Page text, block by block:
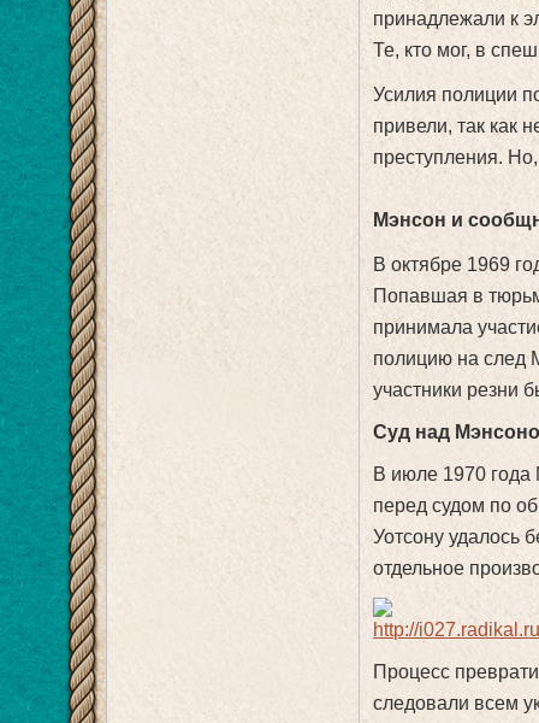
принадлежали к
Те, кто мог, в
Усилия полиции
привели, так как
преступления.
Мэнсон и
В октябре 1969
Попавшая в
принимала
полицию на след
участники резни
Суд над
В июле 1970 года
перед судом по
Уотсону удалось
отдельное
Процесс
следовали всем